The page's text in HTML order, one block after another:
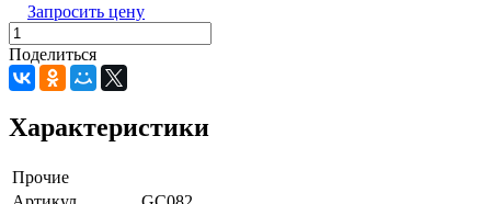
Запросить цену
Поделиться
Характеристики
Прочие